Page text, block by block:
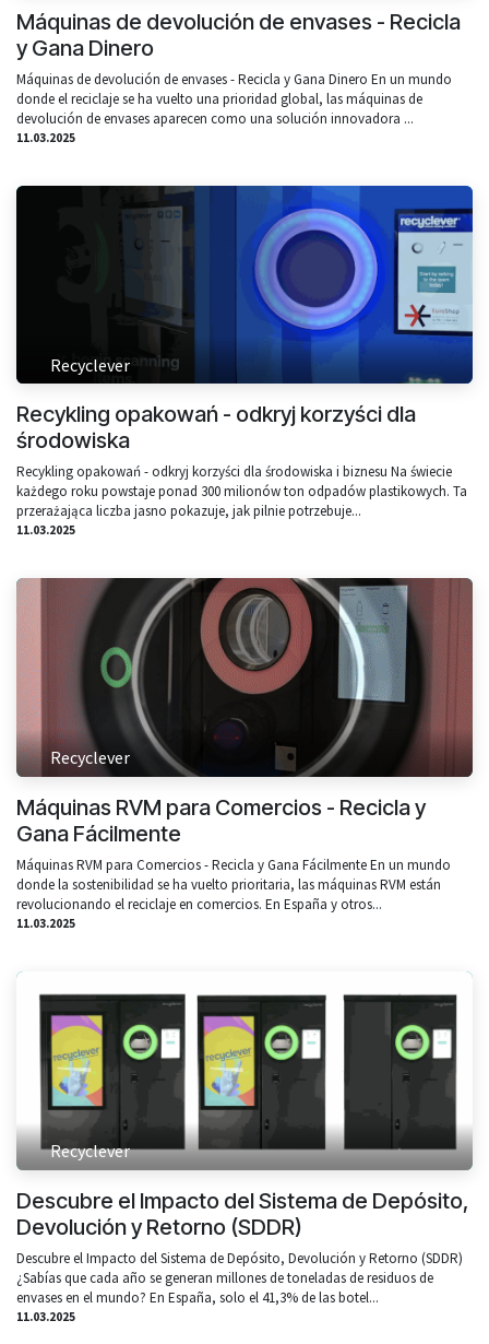
Máquinas de devolución de envases - Recicla
y Gana Dinero
Máquinas de devolución de envases - Recicla y Gana Dinero En un mundo
donde el reciclaje se ha vuelto una prioridad global, las máquinas de
devolución de envases aparecen como una solución innovadora ...
11.03.2025
Recyclever
Recykling opakowań - odkryj korzyści dla
środowiska
Recykling opakowań - odkryj korzyści dla środowiska i biznesu Na świecie
każdego roku powstaje ponad 300 milionów ton odpadów plastikowych. Ta
przerażająca liczba jasno pokazuje, jak pilnie potrzebuje...
11.03.2025
Recyclever
Máquinas RVM para Comercios - Recicla y
Gana Fácilmente
Máquinas RVM para Comercios - Recicla y Gana Fácilmente En un mundo
donde la sostenibilidad se ha vuelto prioritaria, las máquinas RVM están
revolucionando el reciclaje en comercios. En España y otros...
11.03.2025
Recyclever
Descubre el Impacto del Sistema de Depósito,
Devolución y Retorno (SDDR)
Descubre el Impacto del Sistema de Depósito, Devolución y Retorno (SDDR)
¿Sabías que cada año se generan millones de toneladas de residuos de
envases en el mundo? En España, solo el 41,3% de las botel...
11.03.2025